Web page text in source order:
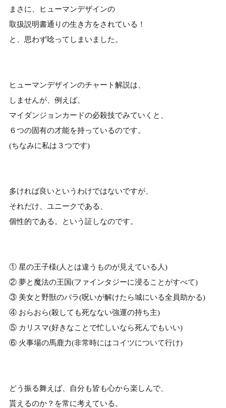
まさに、ヒューマンデザインの
取扱説明書通りの生き方をされている！
と、思わず唸ってしまいました。
ヒューマンデザインのチャート解説は、
しませんが、例えば、
マイダンジョンカードの必殺技でみていくと、
６つの固有の才能を持っているのです。
(ちなみに私は３つです)
多ければ良いというわけではないですが、
それだけ、ユニークである、
個性的である。という証しなのです。
① 星の王子様(人とは違うものが見えている人)
② 夢と魔法の王国(ファインタジーに浸ることがすべて)
③ 美女と野獣のバラ(呪いが解けたら城にいる全員助かる)
④ おらおら(殺しても死なない強運の持ち主)
⑤ カリスマ(好きなことで忙しいなら死んでもいい)
⑥ 火事場の馬鹿力(非常時にはコイツについて行け)
どう振る舞えば、自分も皆も心から楽しんで、
貰えるのか？を常に考えている。